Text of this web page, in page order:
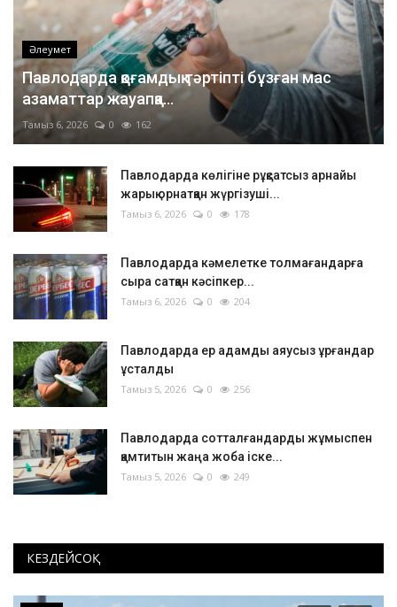
Әлеумет
Павлодарда қоғамдық тәртіпті бұзған мас
азаматтар жауапқа...
Тамыз 6, 2026 0 162
Павлодарда көлігіне рұқсатсыз арнайы
жарық орнатқан жүргізуші...
Тамыз 6, 2026 0 178
Павлодарда кәмелетке толмағандарға
сыра сатқан кәсіпкер...
Тамыз 6, 2026 0 204
Павлодарда ер адамды аяусыз ұрғандар
ұсталды
Тамыз 5, 2026 0 256
Павлодарда сотталғандарды жұмыспен
қамтитын жаңа жоба іске...
Тамыз 5, 2026 0 249
КЕЗДЕЙСОҚ